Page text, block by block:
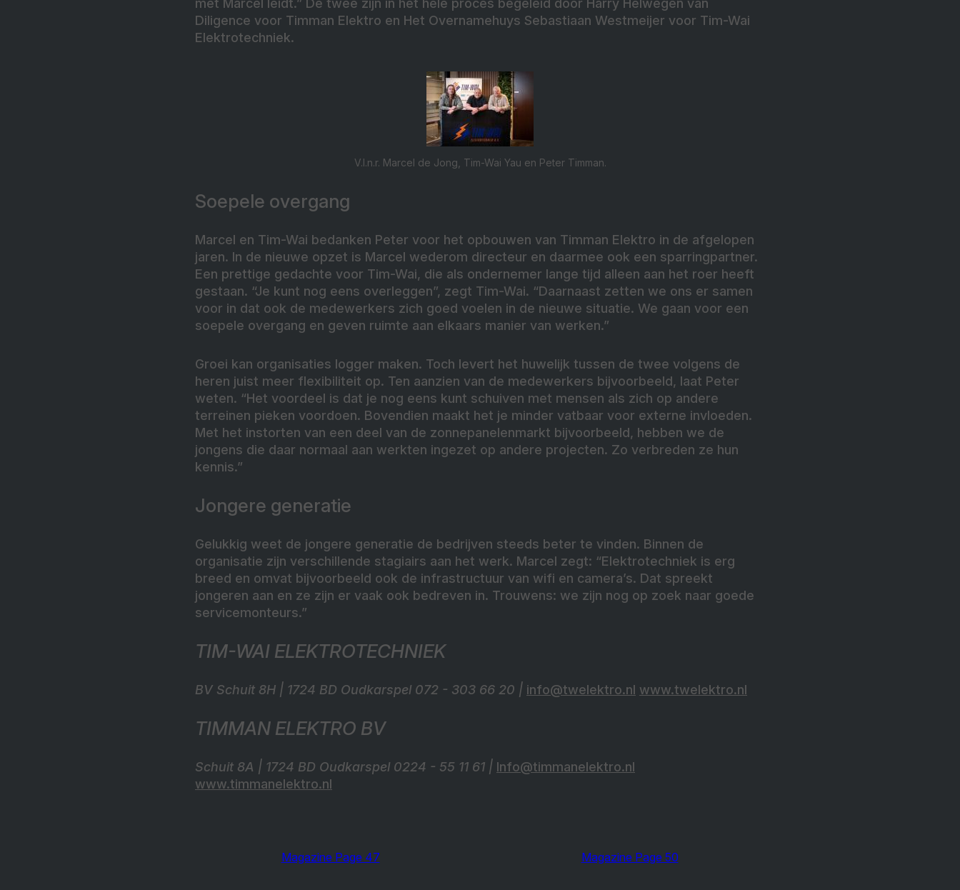
Diligence voor Timman Elektro en Het Overnamehuys Sebastiaan Westmeijer voor Tim-Wai
Elektrotechniek.
V.l.n.r. Marcel de Jong, Tim-Wai Yau en Peter Timman.
Soepele overgang
Marcel en Tim-Wai bedanken Peter voor het opbouwen van Timman Elektro in de afgelopen
jaren. In de nieuwe opzet is Marcel wederom directeur en daarmee ook een sparringpartner.
Een prettige gedachte voor Tim-Wai, die als ondernemer lange tijd alleen aan het roer heeft
gestaan. “Je kunt nog eens overleggen”, zegt Tim-Wai. “Daarnaast zetten we ons er samen
voor in dat ook de medewerkers zich goed voelen in de nieuwe situatie. We gaan voor een
soepele overgang en geven ruimte aan elkaars manier van werken.”
Groei kan organisaties logger maken. Toch levert het huwelijk tussen de twee volgens de
heren juist meer flexibiliteit op. Ten aanzien van de medewerkers bijvoorbeeld, laat Peter
weten. “Het voordeel is dat je nog eens kunt schuiven met mensen als zich op andere
terreinen pieken voordoen. Bovendien maakt het je minder vatbaar voor externe invloeden.
Met het instorten van een deel van de zonnepanelenmarkt bijvoorbeeld, hebben we de
jongens die daar normaal aan werkten ingezet op andere projecten. Zo verbreden ze hun
kennis.”
Jongere generatie
Gelukkig weet de jongere generatie de bedrijven steeds beter te vinden. Binnen de
organisatie zijn verschillende stagiairs aan het werk. Marcel zegt: “Elektrotechniek is erg
breed en omvat bijvoorbeeld ook de infrastructuur van wifi en camera’s. Dat spreekt
jongeren aan en ze zijn er vaak ook bedreven in. Trouwens: we zijn nog op zoek naar goede
servicemonteurs.”
TIM-WAI ELEKTROTECHNIEK
BV Schuit 8H | 1724 BD Oudkarspel 072 - 303 66 20 | info@twelektro.nl www.twelektro.nl
TIMMAN ELEKTRO BV
Schuit 8A | 1724 BD Oudkarspel 0224 - 55 11 61 | Info@timmanelektro.nl
www.timmanelektro.nl
Magazine Page 47 Magazine Page 50